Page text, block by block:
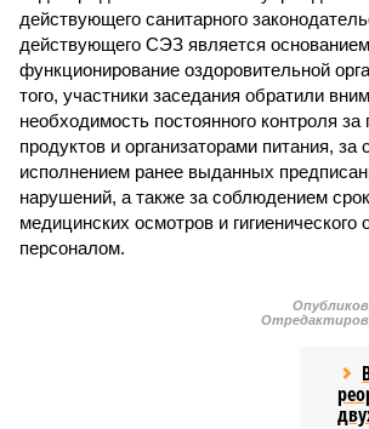
действующего санитарного
действующего СЭЗ является
функционирование оздоровительной
того, участники заседания обратили
необходимость постоянного контроля
продуктов и организаторами питания,
исполнением ранее выданных
нарушений, а также за соблюдением
медицинских осмотров и гигиенического
персоналом.